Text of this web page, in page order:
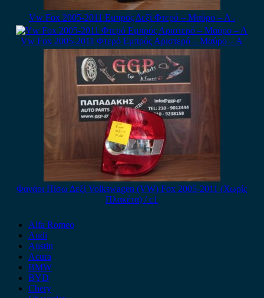
Vw Fox 2005-2011 Εμπρός Δεξί Φτερό – Μαύρο – Α .
Vw Fox 2005-2011 Φτερό Εμπρός Αριστερό – Μαύρο – Α
Φανάρι Πίσω Δεξί Volkswagen (VW) Fox 2005-2011 (Χωρίς
Πλακέτα) / c1
Alfa Romeo
Audi
Austin
Acura
BMW
BYD
Chery